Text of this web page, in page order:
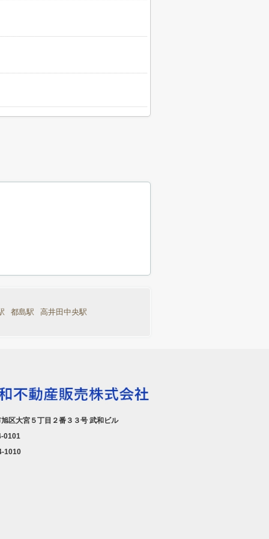
都島駅
高井田中央駅
区大宮５丁目２番３３号 武和ビル
0101
1010